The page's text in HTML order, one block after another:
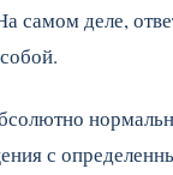
самом деле,
с